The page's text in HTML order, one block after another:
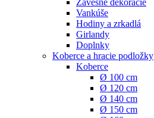
Závesné dekorácie
Vankúše
Hodiny a zrkadlá
Girlandy
Doplnky
Koberce a hracie podložky
Koberce
Ø 100 cm
Ø 120 cm
Ø 140 cm
Ø 150 cm